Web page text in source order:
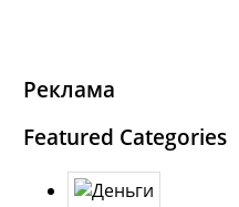
Реклама
Featured Categories